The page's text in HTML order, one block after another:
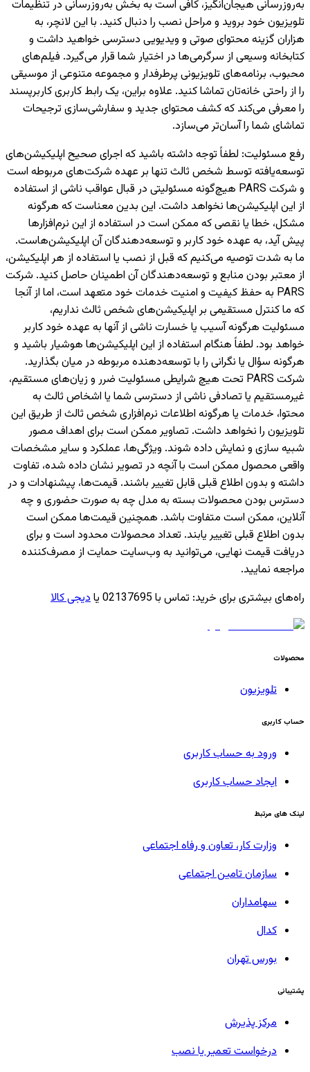
به‌روزرسانی هیجان‌انگیز، کافی است به بخش به‌روزرسانی در تنظیمات
تلویزیون خود بروید و مراحل نصب را دنبال کنید. با این لانچر، به
هزاران گزینه محتوای صوتی و ویدیویی دسترسی خواهید داشت و
کتابخانه وسیعی از سرگرمی‌ها در اختیار شما قرار می‌گیرد. فیلم‌های
محبوب، برنامه‌های تلویزیونی پرطرفدار و مجموعه متنوعی از موسیقی
را از راحتی خانه‌تان تماشا کنید. علاوه براین، یک رابط کاربری کاربرپسند
را معرفی می‌کند که کشف محتوای جدید و سفارشی‌سازی ترجیحات
تماشای شما را آسان‌تر می‌سازد.
رفع مسئولیت: لطفاً توجه داشته باشید که اجرای صحیح اپلیکیشن‌های
توسعه‌یافته توسط شخص ثالث تنها بر عهده شرکت‌های مربوطه است
و شرکت PARS هیچ‌گونه مسئولیتی در قبال عواقب ناشی از استفاده
از این اپلیکیشن‌ها نخواهد داشت. این بدین معناست که هرگونه
مشکل، خطا یا نقصی که ممکن است در استفاده از این نرم‌افزارها
پیش آید، به عهده خود کاربر و توسعه‌دهندگان آن اپلیکیشن‌هاست.
ما به شدت توصیه می‌کنیم که قبل از نصب یا استفاده از هر اپلیکیشن،
از معتبر بودن منابع و توسعه‌دهندگان آن اطمینان حاصل کنید. شرکت
PARS به حفظ کیفیت و امنیت خدمات خود متعهد است، اما از آنجا
که ما کنترل مستقیمی بر اپلیکیشن‌های شخص ثالث نداریم،
مسئولیت هرگونه آسیب یا خسارت ناشی از آنها به عهده خود کاربر
خواهد بود. لطفاً هنگام استفاده از این اپلیکیشن‌ها هوشیار باشید و
هرگونه سؤال یا نگرانی را با توسعه‌دهنده مربوطه در میان بگذارید.
شرکت PARS تحت هیچ شرایطی مسئولیت ضرر و زیان‌های مستقیم،
غیرمستقیم یا تصادفی ناشی از دسترسی شما یا اشخاص ثالث به
محتوا، خدمات یا هرگونه اطلاعات نرم‌افزاری شخص ثالث از طریق این
تلویزیون را نخواهد داشت. تصاویر ممکن است برای اهداف مصور
شبیه سازی و نمایش داده شوند. ویژگی‌ها، عملکرد و سایر مشخصات
واقعی محصول ممکن است با آنچه در تصویر نشان داده شده، تفاوت
داشته و بدون اطلاع قبلی قابل تغییر باشند. قیمت‌ها، پیشنهادات و در
دسترس بودن محصولات بسته به مدل چه به صورت حضوری و چه
آنلاین، ممکن است متفاوت باشد. همچنین قیمت‌ها ممکن است
بدون اطلاع قبلی تغییر یابند. تعداد محصولات محدود است و برای
دریافت قیمت نهایی، می‌توانید به وب‌سایت حمایت از مصرف‌کننده
مراجعه نمایید.
راه‌های بیشتری برای خرید: تماس با 02137695 یا دیجی کالا
محصولات
تلویزیون
حساب کاربری
ورود به حساب کاربری
ایجاد حساب کاربری
لینک های مرتبط
وزارت کار، تعاون و رفاه اجتماعی
سازمان تامین اجتماعی
سهامداران
کدال
بورس تهران
پشتیبانی
مرکز پذیرش
درخواست تعمیر یا نصب